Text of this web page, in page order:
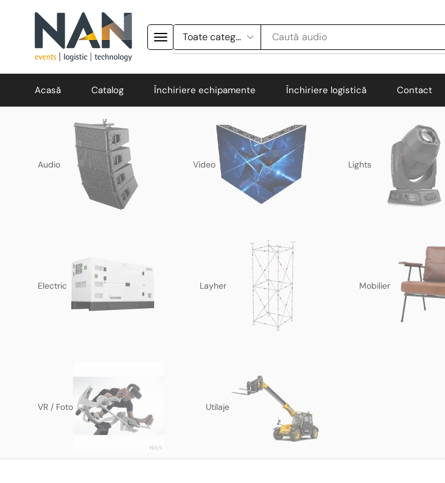
Caută audio
Acasă Catalog Închiriere echipamente Închiriere logistică Contact
Audio Video Lights
Electric Layher Mobilier
VR / Foto Utilaje